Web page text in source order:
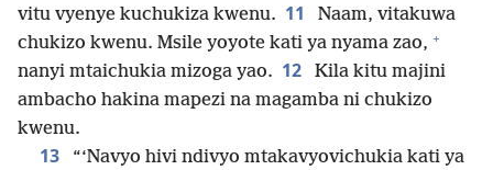
vitu vyenye kuchukiza kwenu. 11
Naam, vitakuwa
chukizo kwenu. Msile yoyote kati ya nyama zao, +
nanyi mtaichukia mizoga yao. 12
Kila kitu majini
ambacho hakina mapezi na magamba ni chukizo
kwenu.
13
“‘Navyo hivi ndivyo mtakavyovichukia kati ya